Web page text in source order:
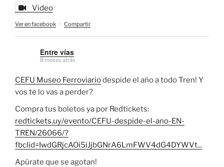
Video
Ver en facebook · Compartir
Entre vías
8 meses atrás
CEFU Museo Ferroviariodespide el año a todo Tren! Y
vos te lo vas a perder?
Compra tus boletos ya por Redtickets:
redtickets.uy/evento/CEFU-despide-el-ano-EN-
TREN/26066/?
fbclid=IwdGRjcAOi5iJjbGNrA6LmFWV4dG4DYWVt...
Apúrate que se agotan!